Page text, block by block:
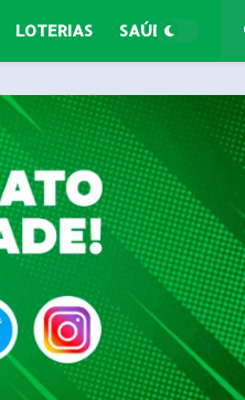
LOTERIAS SAÚDE